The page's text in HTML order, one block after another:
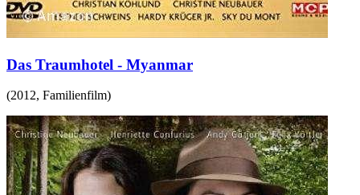
Das Traumhotel - Myanmar
(2012, Familienfilm)